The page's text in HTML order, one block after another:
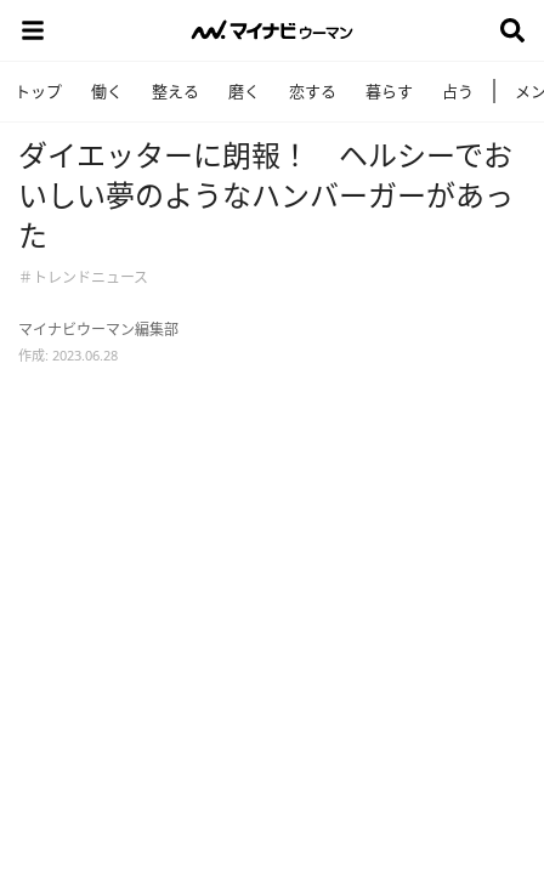
トップ 働く 整える 磨く 恋する 暮らす 占う メ
ダイエッターに朗報！ ヘルシーでお
いしい夢のようなハンバーガーがあっ
た
＃トレンドニュース
マイナビウーマン編集部
作成: 2023.06.28